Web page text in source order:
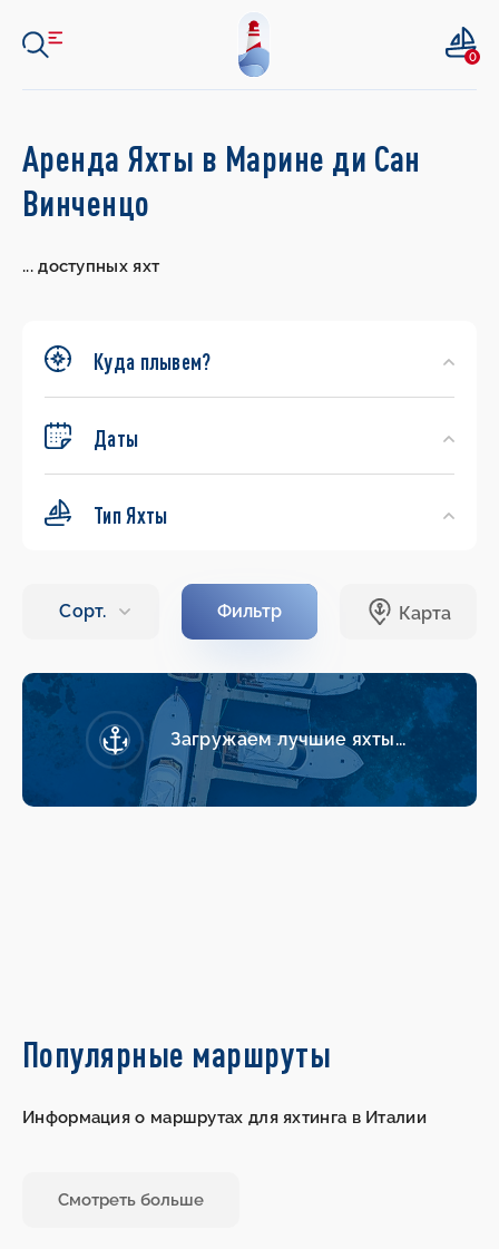
0
Search
Yachts
Аренда Яхты в Марине ди Сан
Винченцо
...доступных яхт
Куда плывем?
Даты
Тип Яхты
Загружаем лучшие яхты...
Популярные маршруты
Информация о маршрутах для яхтинга в Италии
Смотреть больше